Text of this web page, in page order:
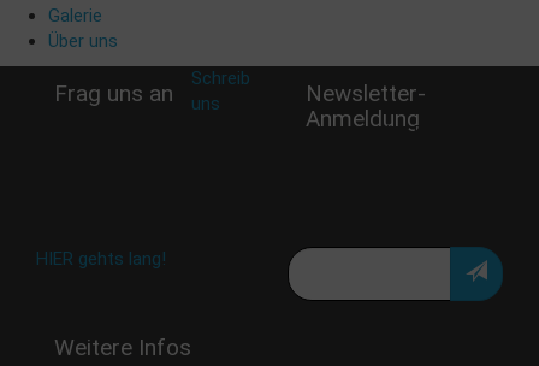
Galerie
Über uns
Frag uns an
Schreib
uns
HIER gehts lang!
Weitere Infos
Newsletter-
Anmeldung
Verpasse keine Rabatt-